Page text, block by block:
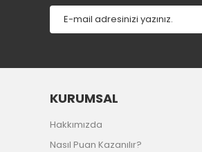
KURUMSAL
Hakkımızda
Nasıl Puan Kazanılır?